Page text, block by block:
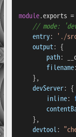
module.exports =
// mode:
entry: './
output: {
path:
filename:
    },
devServer: {
inline:
    },
devtool: